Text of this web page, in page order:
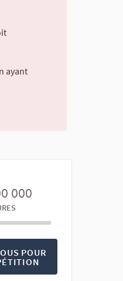
ayant
000
POUR